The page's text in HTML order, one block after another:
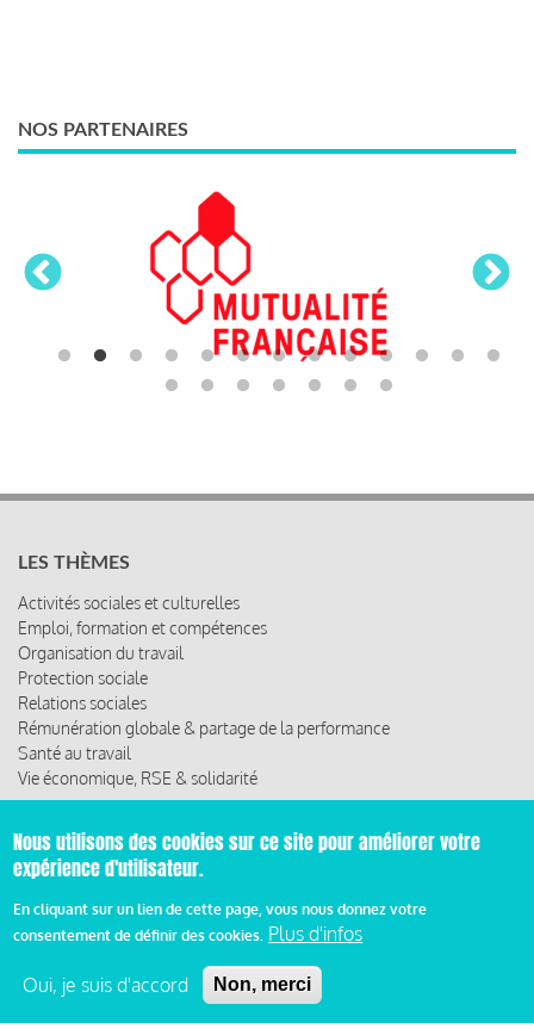
NOS PARTENAIRES
LES THÈMES
Activités sociales et culturelles
Emploi, formation et compétences
Organisation du travail
Protection sociale
Relations sociales
Rémunération globale & partage de la performance
Santé au travail
Vie économique, RSE & solidarité
ACCÈS RAPIDE
Les abonnements
Les ressources
Nous utilisons des cookies sur ce site pour améliorer votre
expérience d'utilisateur.
En cliquant sur un lien de cette page, vous nous donnez votre
consentement de définir des cookies. Plus d'infos
Oui, je suis d'accord Non, merci